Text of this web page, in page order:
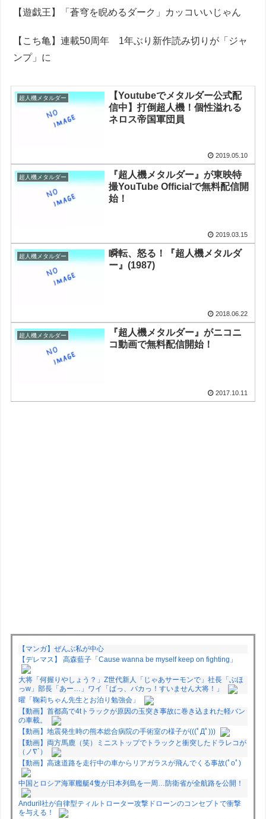
【遊戯王】「蒼穹を睨めるダーク」カッコいいじゃん
【こち亀】連載50周年 1年ぶり新作読み切りが「ジャ
ンプ」に
超人機メタルダー
【Youtubeでメタルダー公式配
信中】打倒超人機！個性溢れる
ネロス帝国軍団員
2019.05.10
超人機メタルダー
『超人機メタルダー』が東映特
撮YouTube Officialで無料配信開
始！
2019.03.15
超人機メタルダー
瞬転、怒る！『超人機メタルダ
ー』(1987)
2018.06.22
超人機メタルダー
『超人機メタルダー』がニコニ
コ動画で無料配信開始！
2017.10.11
【マンガ】ぜんぶ私が中心
【デレマス】 高森藍子「Cause wanna be myself keep on fighting」
大将「何握りやしょう？」Z世代新人「じゃあサーモンで」社長「ぶほ
っw」部長「あー…」ワイ「ばっ、バカっ！すいません大将！」
曜「鞠莉ちゃん先生とお泊り勉強会」
【動画】首都高で4tトラックが原因の玉突き事故に巻き込まれた軽バン
の車載。
【動画】地震発生時の熊本総合病院の手術室の様子が(((ﾟДﾟ)))
【動画】両方馬鹿（笑）ミニストップでトラックと衝突したドラレコが
（ノ∇`）
【動画】高速道路を走行中の車からリアガラスが飛んでくる事故(ﾟoﾟ)
中国とロシア海軍艦艇4隻が日本列島を一周…防衛省が全航路を公開！
Anduril社が自律型ティルトローター攻撃ドローンのコンセプトで衝撃
を与える！